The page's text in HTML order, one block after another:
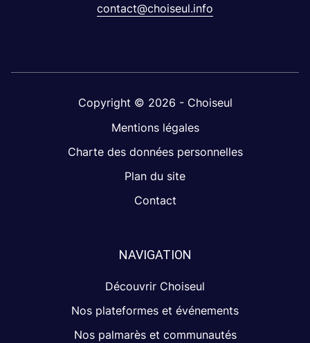
contact@choiseul.info
Copyright © 2026 - Choiseul
Mentions légales
Charte des données personnelles
Plan du site
Contact
NAVIGATION
Découvrir Choiseul
Nos plateformes et événements
Nos palmarès et communautés